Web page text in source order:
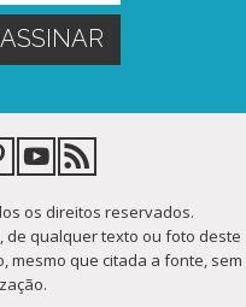
os direitos reservados.
de qualquer texto ou foto deste
mesmo que citada a fonte, sem